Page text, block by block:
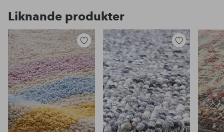
Liknande produkter
Lägg
till
i
favoriter
Lägg
till
i
favoriter